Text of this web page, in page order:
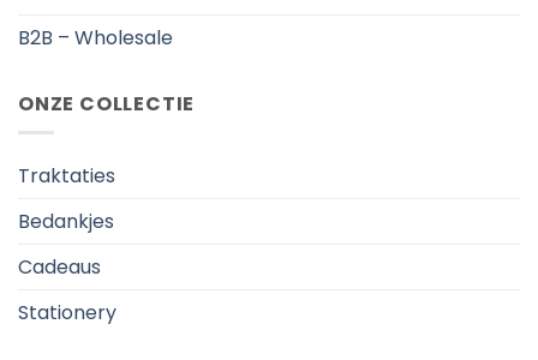
B2B – Wholesale
ONZE COLLECTIE
Traktaties
Bedankjes
Cadeaus
Stationery